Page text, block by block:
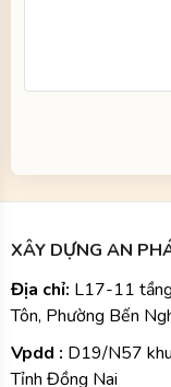
XÂY DỰNG AN
Địa chỉ: L17-11
Tôn, Phường Bến
Vpdd : D19/N57
Tỉnh Đồng Nai